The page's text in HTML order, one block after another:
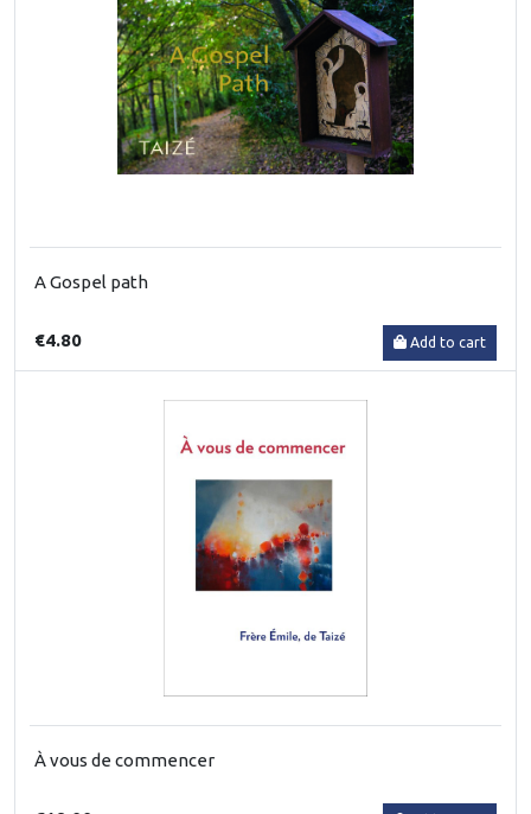
A Gospel path
€4.80 Add to cart
À vous de commencer